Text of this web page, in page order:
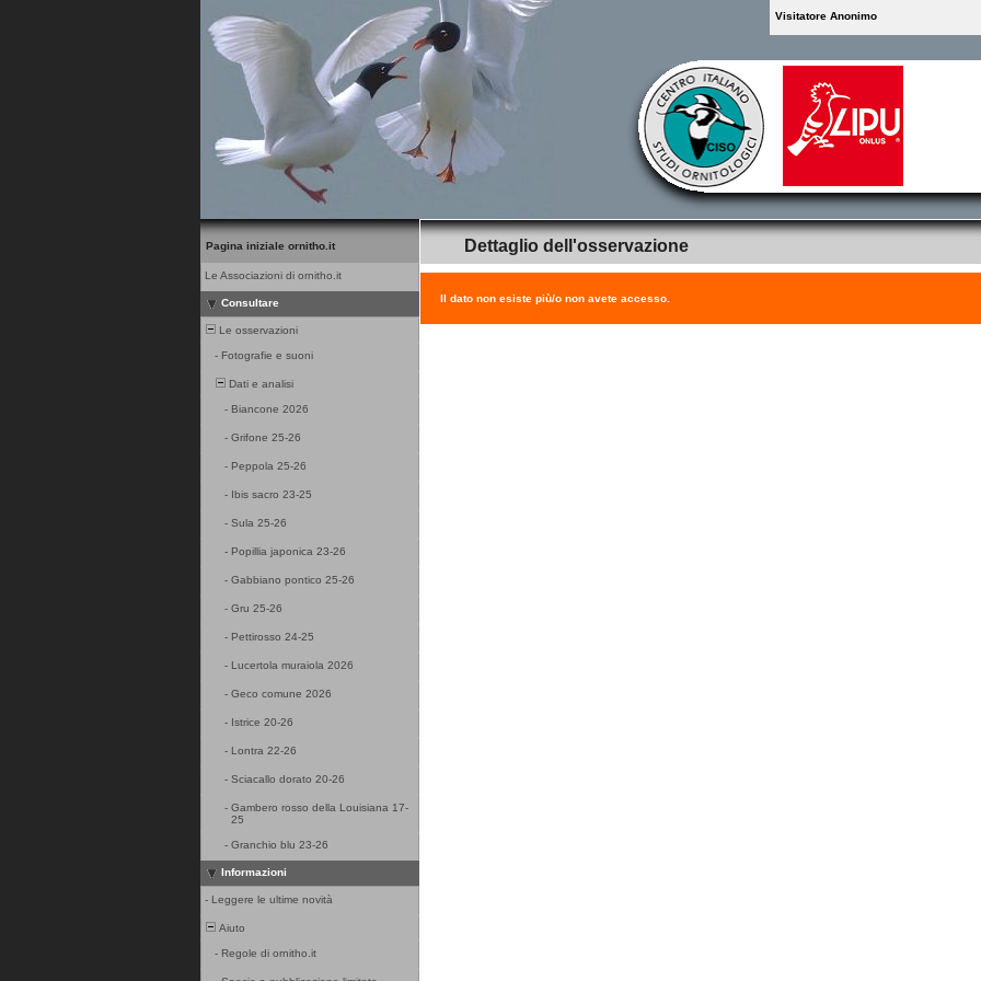
Visitatore Anonimo
Pagina iniziale ornitho.it
Le Associazioni di ornitho.it
Consultare
Le osservazioni
- Fotografie e suoni
Dati e analisi
- Biancone 2026
- Grifone 25-26
- Peppola 25-26
- Ibis sacro 23-25
- Sula 25-26
- Popillia japonica 23-26
- Gabbiano pontico 25-26
- Gru 25-26
- Pettirosso 24-25
- Lucertola muraiola 2026
- Geco comune 2026
- Istrice 20-26
- Lontra 22-26
- Sciacallo dorato 20-26
- Gambero rosso della Louisiana 17-
25
- Granchio blu 23-26
Informazioni
- Leggere le ultime novità
Aiuto
- Regole di ornitho.it
Dettaglio dell'osservazione
Il dato non esiste più/o non avete accesso.